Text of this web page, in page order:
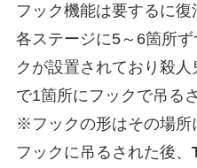
フック機能は要するに復
各ステージに5～6箇所
クが設置されており殺
で1箇所にフックで吊る
※フックの形はその場所
フックに吊るされた後、